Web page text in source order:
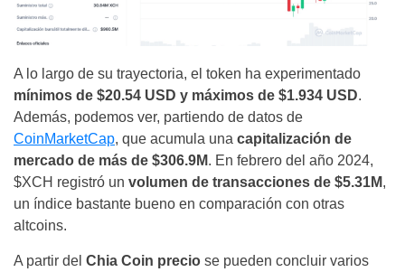
A lo largo de su trayectoria, el token ha experimentado
mínimos de $20.54 USD y máximos de $1.934 USD.
Además, podemos ver, partiendo de datos de
CoinMarketCap, que acumula una capitalización de
mercado de más de $306.9M. En febrero del año 2024,
$XCH registró un volumen de transacciones de $5.31M,
un índice bastante bueno en comparación con otras
altcoins.
A partir del Chia Coin precio se pueden concluir varios